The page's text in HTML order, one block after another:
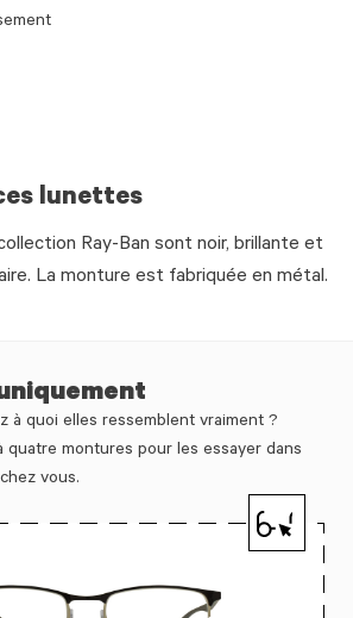
lunettes
Ray-Ban sont noir, brillante et
La monture est fabriquée en métal.
à quoi elles ressemblent vraiment ?
quatre montures pour les essayer dans
vous.